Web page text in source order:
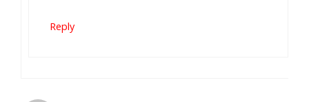
Reply